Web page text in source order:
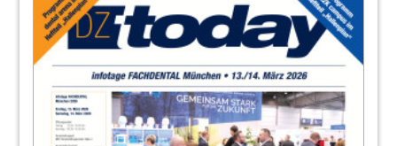
19Acteon Germany GmbH
22
Wirtschaft
Redaktion
Dampsoft GmbH